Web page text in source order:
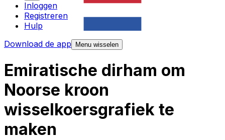
Inloggen
Registreren
Hulp
Download de app
Menu wisselen
Emiratische dirham om
Noorse kroon
wisselkoersgrafiek te
maken